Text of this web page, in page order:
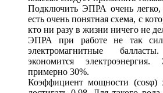
Подключить ЭПРА очень легко,
есть очень понятная схема, с
кто ни разу в жизни ничего не
ЭПРА при работе не так
электромагнитные
экономится электроэнергия.
примерно 30%.
Коэффициент мощности